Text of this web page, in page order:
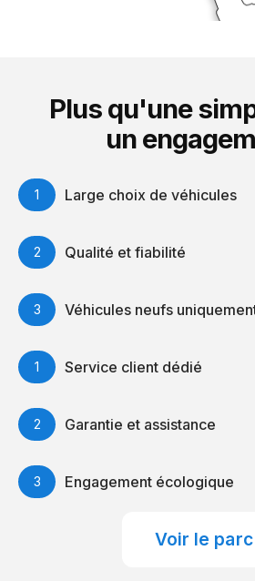
Plus qu'une
un
Large choix de véhicules
Qualité et fiabilité
Véhicules neufs
Service client dédié
Garantie et assistance
Engagement écologique
Voir le parc